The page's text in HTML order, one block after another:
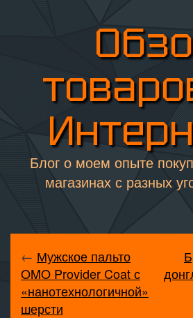
Блог о моем опыте
магазинах с разных
← Мужское пальто
OMO Provider Coat с
«нанотехнологичной»
шерсти